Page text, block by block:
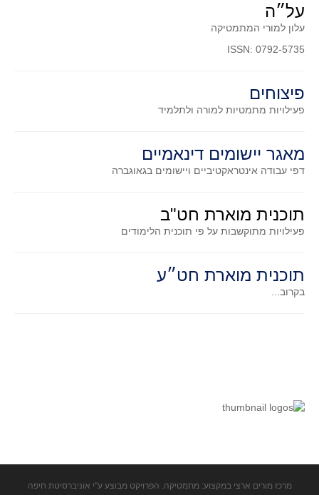
על״ה
עלון למורי המתמטיקה
ISSN: 0792-5735
פיצוחים
פעילויות מתמטיות למורה ולתלמיד
מאגר יישומים דינאמיים
דפי עבודה אינטראקטיביים ויישומים בגאוגברה
תוכנית מוארת חט"ב
פעילויות מתוקשבות על פי תוכנית הלימודים
תוכנית מוארת חט״ע
בקרוב...
מרכז מורים ארצי במקצוע: מתמטיקה. הפרויקט מבוצע ע"י אוניברסיטת חיפה